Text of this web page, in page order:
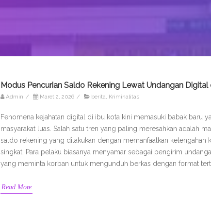
Modus Pencurian Saldo Rekening Lewat Undangan Digital
Admin / Maret 2, 2026 / berita, Kriminalitas
Fenomena kejahatan digital di ibu kota kini memasuki babak baru
masyarakat luas. Salah satu tren yang paling meresahkan adalah
saldo rekening yang dilakukan dengan memanfaatkan kelengahan
singkat. Para pelaku biasanya menyamar sebagai pengirim
yang meminta korban untuk mengunduh berkas dengan format
Read More